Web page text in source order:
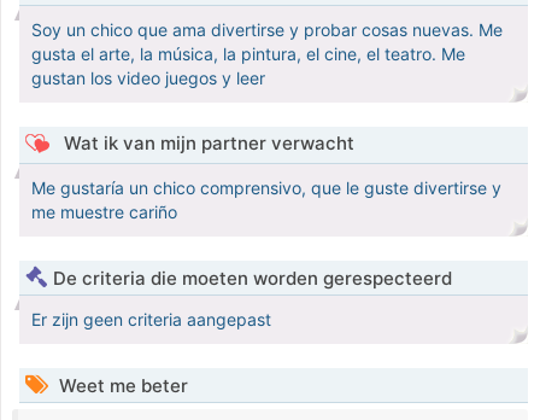
Soy un chico que ama divertirse y probar cosas nuevas. Me
gusta el arte, la música, la pintura, el cine, el teatro. Me
gustan los video juegos y leer
Wat ik van mijn partner verwacht
Me gustaría un chico comprensivo, que le guste divertirse y
me muestre cariño
De criteria die moeten worden gerespecteerd
Er zijn geen criteria aangepast
Weet me beter